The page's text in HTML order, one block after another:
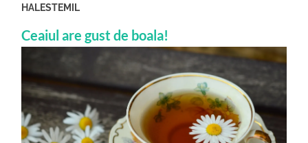
HALESTEMIL
Ceaiul are gust de boala!